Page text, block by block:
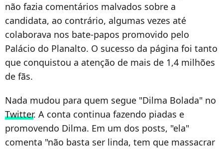
não fazia comentários malvados sobre a
candidata, ao contrário, algumas vezes até
colaborava nos bate-papos promovido pelo
Palácio do Planalto. O sucesso da página foi tanto
que conquistou a atenção de mais de 1,4 milhões
de fãs.
Nada mudou para quem segue "Dilma Bolada" no
Twitter. A conta continua fazendo piadas e
promovendo Dilma. Em um dos posts, "ela"
comenta "não basta ser linda, tem que massacrar